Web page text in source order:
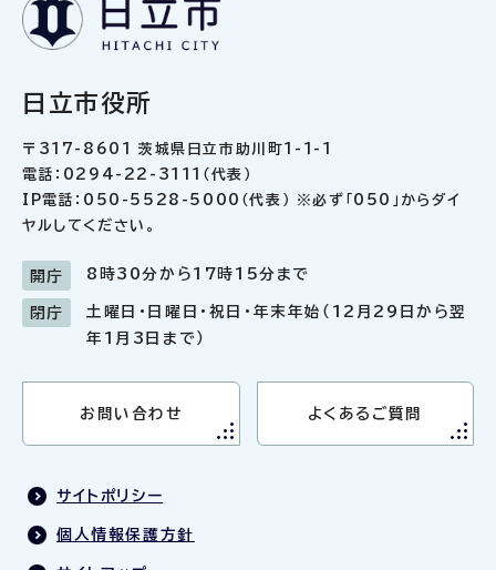
日立市役所
〒317-8601 茨城県日立市助川町1-1-1
電話：0294-22-3111（代表）
IP電話：050-5528-5000（代表） ※必ず「050」からダイ
ヤルしてください。
開庁 8時30分から17時15分まで
閉庁
土曜日・日曜日・祝日・年末年始（12月29日から翌
年1月3日まで）
お問い合わせ よくあるご質問
サイトポリシー
個人情報保護方針